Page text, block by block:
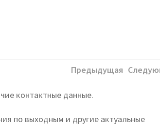
Предыдущая
контактные данные.
по выходным и другие актуальные